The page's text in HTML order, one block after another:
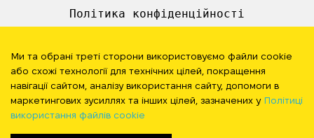
Політика конфіденційності
СЛІДКУЙТЕ ЗА НАМИ
Ми та обрані треті сторони використовуємо файли cookie
або схожі технології для технічних цілей, покращення
навігації сайтом, аналізу використання сайту, допомоги в
маркетингових зусиллях та інших цілей, зазначених у Політиці
використання файлів cookie